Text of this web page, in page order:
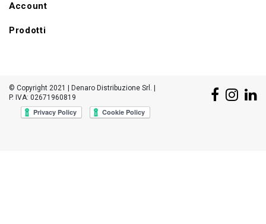
Account
Prodotti
© Copyright 2021 | Denaro Distribuzione Srl. |
P. IVA: 02671960819